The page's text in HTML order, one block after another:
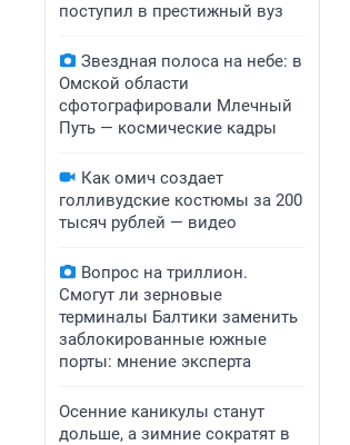
поступил в престижный вуз
Звездная полоса на небе: в
Омской области
сфотографировали Млечный
Путь — космические кадры
Как омич создает
голливудские костюмы за 200
тысяч рублей — видео
Вопрос на триллион.
Смогут ли зерновые
терминалы Балтики заменить
заблокированные южные
порты: мнение эксперта
Осенние каникулы станут
дольше, а зимние сократят в